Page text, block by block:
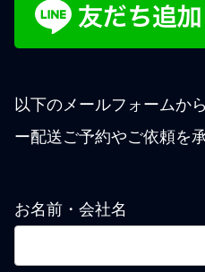
以下のメールフォームか
ー配送ご予約やご依頼を
お名前・会社名